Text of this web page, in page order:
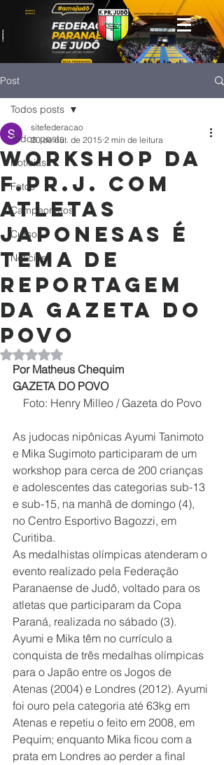
Post
Todos posts
Notícias
Fotos
Campeonatos
Cursos
Noticias
Todos posts
Workshop da
F.PR.J. com
atletas
japonesas é
tema de
reportagem
da Gazeta do
Povo
sitefederacao
20 de out. de 2015 2 min de leitura
Avaliado com NaN de 5 estrelas.
Por Matheus Chequim
GAZETA DO POVO
Foto: Henry Milleo / Gazeta do Povo
As judocas nipônicas Ayumi Tanimoto
e Mika Sugimoto participaram de um
workshop para cerca de 200 crianças
e adolescentes das categorias sub-13
e sub-15, na manhã de domingo (4),
no Centro Esportivo Bagozzi, em
Curitiba.
As medalhistas olímpicas atenderam o
evento realizado pela Federação
Paranaense de Judô, voltado para os
atletas que participaram da Copa
Paraná, realizada no sábado (3).
Ayumi e Mika têm no currículo a
conquista de três medalhas olímpicas
para o Japão entre os Jogos de
Atenas (2004) e Londres (2012). Ayumi
foi ouro pela categoria até 63kg em
Atenas e repetiu o feito em 2008, em
Pequim; enquanto Mika ficou com a
prata em Londres ao perder a final